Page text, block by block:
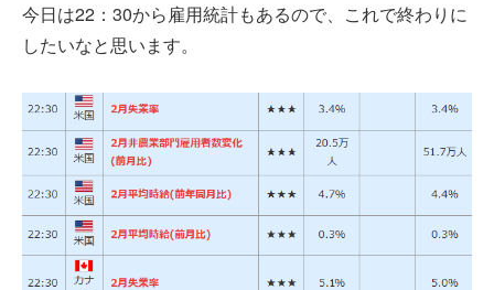
今日は22：30から雇用統計もあるので、これで終わりに
したいなと思います。